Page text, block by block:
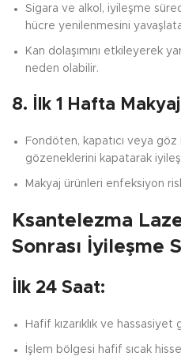
Sigara ve alkol, iyileşme
hücre yenilenmesini
Kan dolaşımını etkileyerek
neden olabilir.
8. İlk 1 Hafta Makyaj
Fondöten, kapatıcı veya
gözeneklerini kapatarak
Makyaj ürünleri enfeksiyon
Ksantelezma
Sonrası İyileşme
İlk 24 Saat:
Hafif kızarıklık ve hassasiyet
İşlem bölgesi hafif sıcak